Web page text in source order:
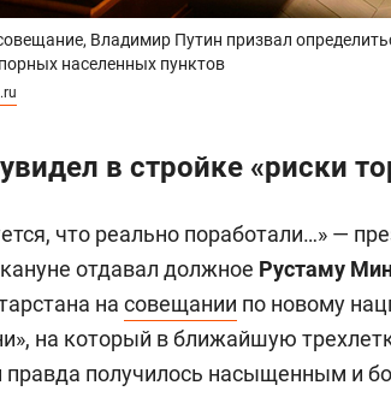
Владимир Путин призвал
населенных пунктов
в стройке «риски
что реально поработали…» —
отдавал должное Рустаму
на совещании по новому
на который в ближайшую
правда получилось насыщенным и